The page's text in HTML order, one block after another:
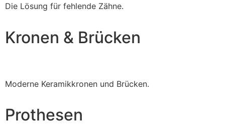
Die Lösung für fehlende Zähne.
Kronen & Brücken
Moderne Keramikkronen und Brücken.
Prothesen